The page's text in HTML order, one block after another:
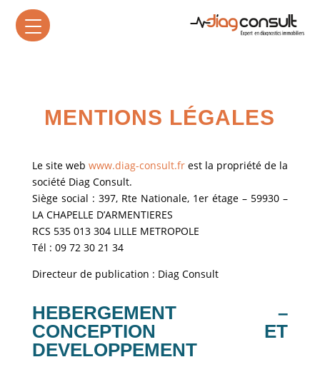
MENTIONS LÉGALES
Le site web www.diag-consult.frest la propriété de la
société Diag Consult.
Siège social : 397, Rte Nationale, 1er étage – 59930 –
LA CHAPELLE D’ARMENTIERES
RCS 535 013 304 LILLE METROPOLE
Tél : 09 72 30 21 34
Directeur de publication : Diag Consult
HEBERGEMENT –
CONCEPTION ET
DEVELOPPEMENT